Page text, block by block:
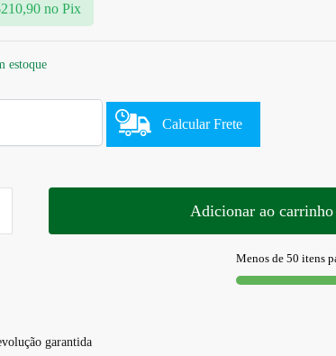
210,90 no Pix
estoque
Calcular Frete
Adicionar ao carrinho
Menos de 50 itens
garantida